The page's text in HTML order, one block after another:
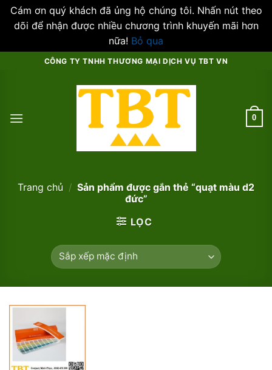
Cám ơn quý khách đã ủng hộ chúng tôi. Nhấn nút theo
dõi để nhận được nhiều chương trình khuyến mãi hơn
nữa! Bỏ qua
CÔNG TY TNHH THƯƠNG MẠI DỊCH VỤ TBT VN
0
Trang chủ / Sản phẩm được gắn thẻ “quạt màu d2
đức”
LỌC